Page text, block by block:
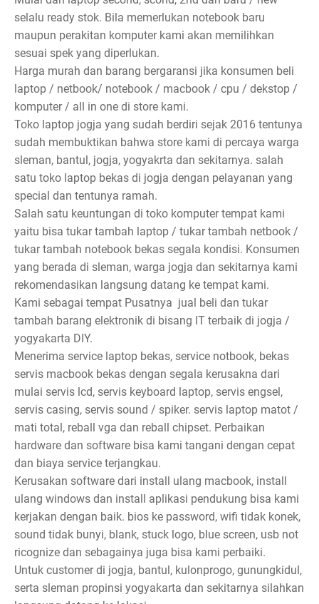
selalu ready stok. Bila memerlukan notebook baru
maupun perakitan komputer kami akan memilihkan
sesuai spek yang diperlukan.
Harga murah dan barang bergaransi jika konsumen beli
laptop / netbook/ notebook / macbook / cpu / dekstop /
komputer / all in one di store kami.
Toko laptop jogja yang sudah berdiri sejak 2016 tentunya
sudah membuktikan bahwa store kami di percaya warga
sleman, bantul, jogja, yogyakrta dan sekitarnya. salah
satu toko laptop bekas di jogja dengan pelayanan yang
special dan tentunya ramah.
Salah satu keuntungan di toko komputer tempat kami
yaitu bisa tukar tambah laptop / tukar tambah netbook /
tukar tambah notebook bekas segala kondisi. Konsumen
yang berada di sleman, warga jogja dan sekitarnya kami
rekomendasikan langsung datang ke tempat kami.
Kami sebagai tempat Pusatnya jual beli dan tukar
tambah barang elektronik di bisang IT terbaik di jogja /
yogyakarta DIY.
Menerima service laptop bekas, service notbook, bekas
servis macbook bekas dengan segala kerusakna dari
mulai servis lcd, servis keyboard laptop, servis engsel,
servis casing, servis sound / spiker. servis laptop matot /
mati total, reball vga dan reball chipset. Perbaikan
hardware dan software bisa kami tangani dengan cepat
dan biaya service terjangkau.
Kerusakan software dari install ulang macbook, install
ulang windows dan install aplikasi pendukung bisa kami
kerjakan dengan baik. bios ke password, wifi tidak konek,
sound tidak bunyi, blank, stuck logo, blue screen, usb not
ricognize dan sebagainya juga bisa kami perbaiki.
Untuk customer di jogja, bantul, kulonprogo, gunungkidul,
serta sleman propinsi yogyakarta dan sekitarnya silahkan